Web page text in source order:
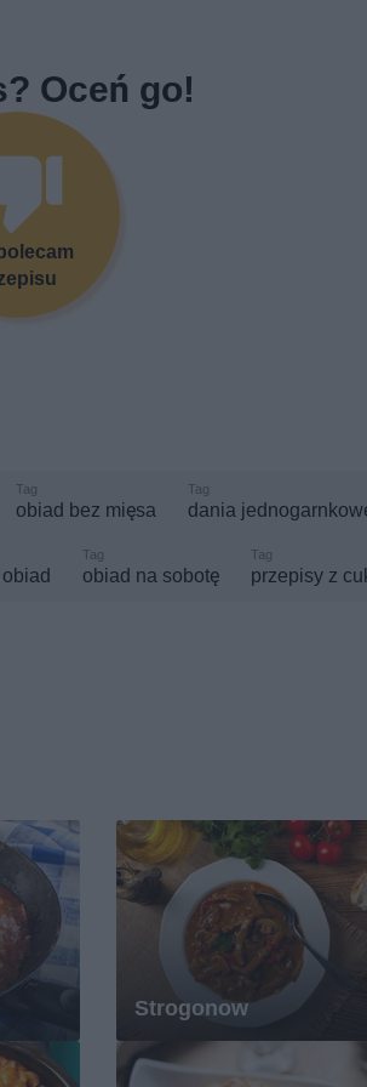
Oceń go!
obiad bez mięsa dania
obiad na sobotę przepisy z
Strogonow